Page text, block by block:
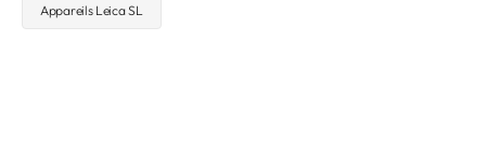
Appareils Leica SL